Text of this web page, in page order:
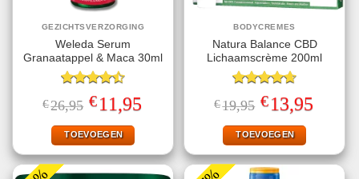
GEZICHTSVERZORGING
Weleda Serum
Granaatappel & Maca 30ml
Gewaardeerd
4.50uit 5
€26,95 Oorspronkelijke
prijs
was:
€26,95.
€11,95prijs
TOEVOEGEN
BODYCREMES
Natura Balance CBD
Lichaamscrème 200ml
Gewaardeerd
4.67uit 5
€19,95 Oorspronkelijke
prijs
was:
€19,95.
€13,95prijs
TOEVOEGEN